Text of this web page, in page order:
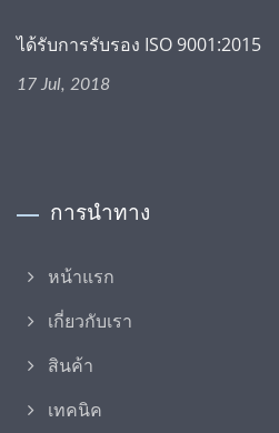
ได้รับการรับรอง ISO 9001:2015
17 Jul, 2018
การนำทาง
หน้าแรก
เกี่ยวกับเรา
สินค้า
เทคนิค